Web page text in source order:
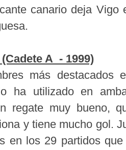
canario deja Vigo
A - 1999)
más destacados
ha utilizado en
regate muy bueno,
y tiene mucho gol.
en los 29 partidos